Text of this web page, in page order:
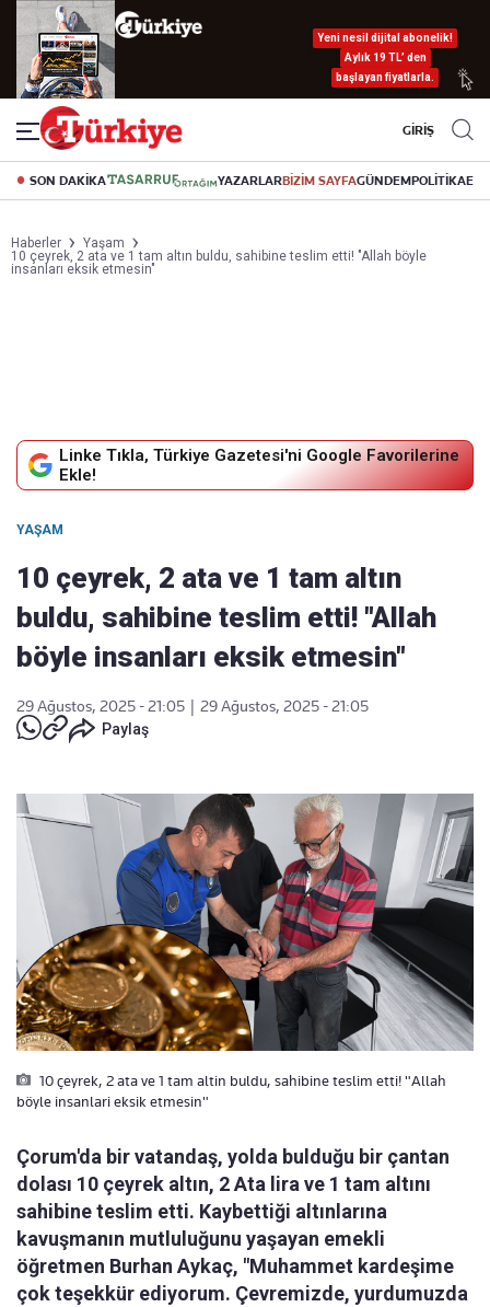
Yeni nesil dijital abonelik!
Aylık 19 TL’ den
başlayan fiyatlarla.
GİRİŞ
SON DAKİKA YAZARLARBİZİM SAYFAGÜNDEMPOLİTİKA
Haberler
Yaşam
10 çeyrek, 2 ata ve 1 tam altın buldu, sahibine teslim etti! "Allah böyle
insanları eksik etmesin"
Linke Tıkla, Türkiye Gazetesi'ni Google Favorilerine
Ekle!
YAŞAM
10 çeyrek, 2 ata ve 1 tam altın
buldu, sahibine teslim etti! "Allah
böyle insanları eksik etmesin"
29 Ağustos, 2025 - 21:05
29 Ağustos, 2025 - 21:05
Paylaş
10 çeyrek, 2 ata ve 1 tam altin buldu, sahibine teslim etti! "Allah
böyle insanlari eksik etmesin"
Çorum'da bir vatandaş, yolda bulduğu bir çantan
dolası 10 çeyrek altın, 2 Ata lira ve 1 tam altını
sahibine teslim etti. Kaybettiği altınlarına
kavuşmanın mutluluğunu yaşayan emekli
öğretmen Burhan Aykaç, "Muhammet kardeşime
çok teşekkür ediyorum. Çevremizde, yurdumuzda